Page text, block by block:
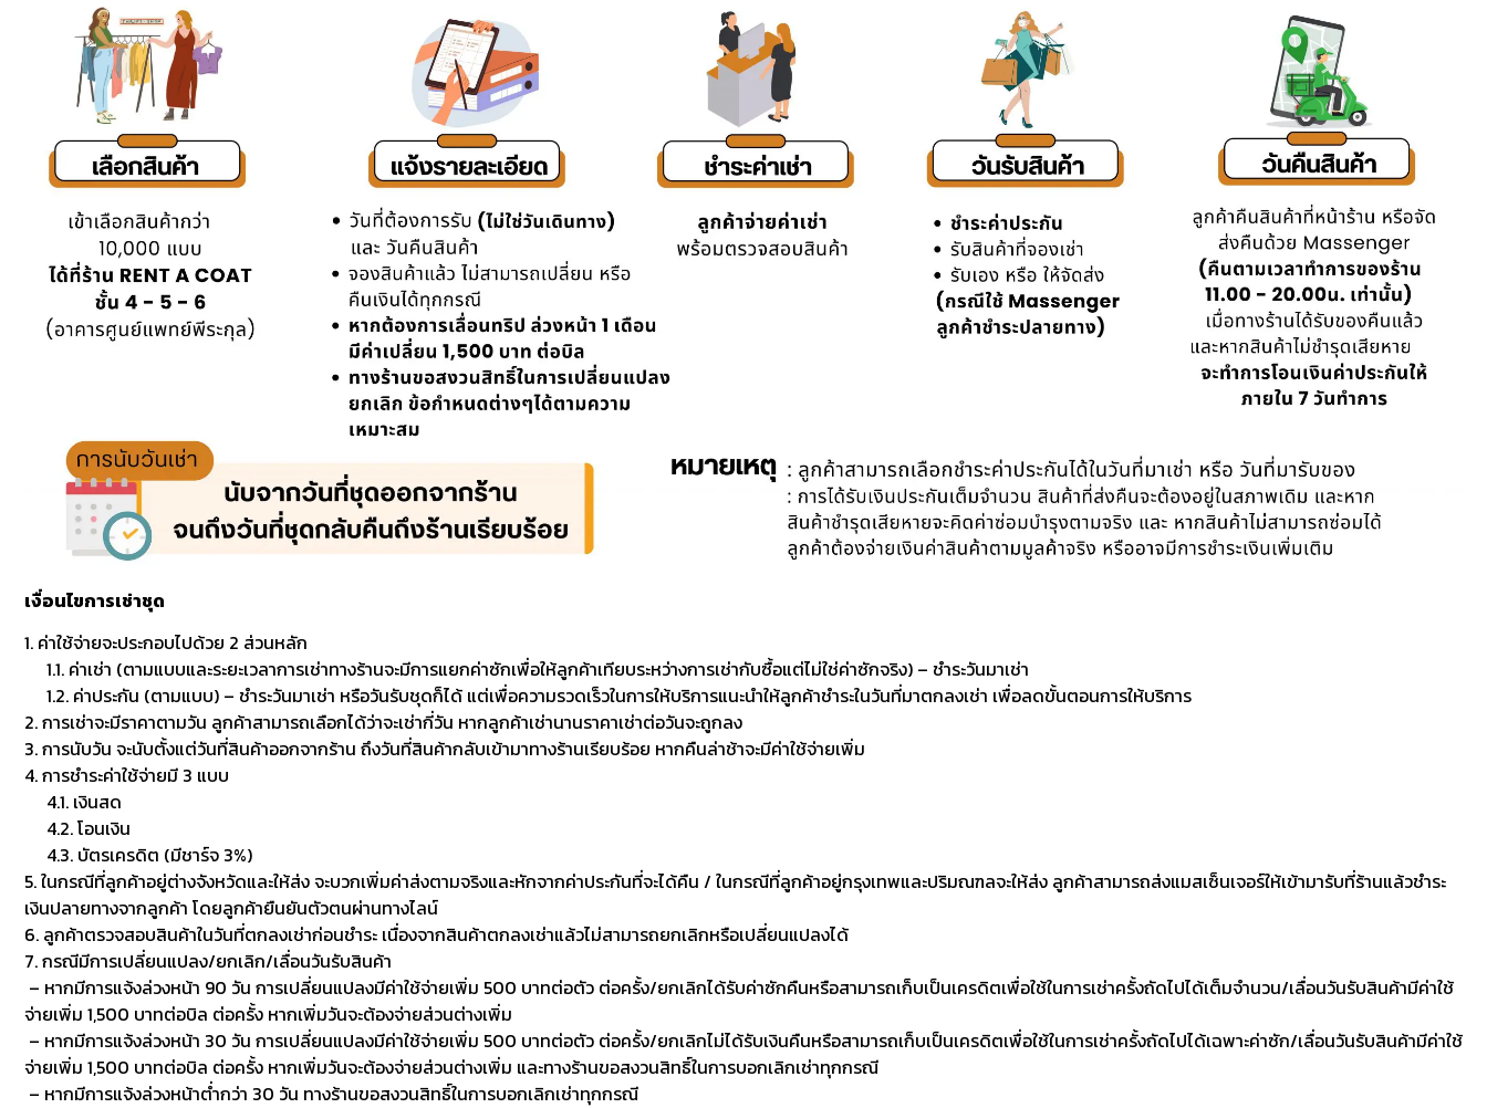
เงื่อนไขการเช่าชุด
1. ค่าใช้จ่ายจะประกอบไปด้วย 2 ส่วนหลัก
1.1. ค่าเช่า (ตามแบบและระยะเวลาการเช่าทางร้านจะมีการแยกค่าซักเพื่อให้ลูกค้าเทียบระหว่างการเช่ากับซื้อแต่ไม่ใช่ค่าซักจริง) – ชำระวันมาเช่า
1.2. ค่าประกัน (ตามแบบ) – ชำระวันมาเช่า หรือวันรับชุดก็ได้ แต่เพื่อความรวดเร็วในการให้บริการแนะนำให้ลูกค้าชำระในวันที่มาตกลงเช่า เพื่อลดขั้นตอนการให้บริการ
2. การเช่าจะมีราคาตามวัน ลูกค้าสามารถเลือกได้ว่าจะเช่ากี่วัน หากลูกค้าเช่านานราคาเช่าต่อวันจะถูกลง
3. การนับวัน จะนับตั้งแต่วันที่สินค้าออกจากร้าน ถึงวันที่สินค้ากลับเข้ามาทางร้านเรียบร้อย หากคืนล่าช้าจะมีค่าใช้จ่ายเพิ่ม
4. การชำระค่าใช้จ่ายมี 3 แบบ
4.1. เงินสด
4.2. โอนเงิน
4.3. บัตรเครดิต (มีชาร์จ 3%)
5. ในกรณีที่ลูกค้าอยู่ต่างจังหวัดและให้ส่ง จะบวกเพิ่มค่าส่งตามจริงและหักจากค่าประกันที่จะได้คืน / ในกรณีที่ลูกค้าอยู่กรุงเทพและปริมณฑลจะให้ส่ง ลูกค้าสามารถส่งแมสเซ็นเจอร์ให้เข้ามารับที่ร้านแล้วชำระ
เงินปลายทางจากลูกค้า โดยลูกค้ายืนยันตัวตนผ่านทางไลน์
6. ลูกค้าตรวจสอบสินค้าในวันที่ตกลงเช่าก่อนชำระ เนื่องจากสินค้าตกลงเช่าแล้วไม่สามารถยกเลิกหรือเปลี่ยนแปลงได้
7. กรณีมีการเปลี่ยนแปลง/ยกเลิก/เลื่อนวันรับสินค้า
– หากมีการแจ้งล่วงหน้า 90 วัน การเปลี่ยนแปลงมีค่าใช้จ่ายเพิ่ม 500 บาทต่อตัว ต่อครั้ง/ยกเลิกได้รับค่าซักคืนหรือสามารถเก็บเป็นเครดิตเพื่อใช้ในการเช่าครั้งถัดไปได้เต็มจำนวน/เลื่อนวันรับสินค้ามีค่าใช้
จ่ายเพิ่ม 1,500 บาทต่อบิล ต่อครั้ง หากเพิ่มวันจะต้องจ่ายส่วนต่างเพิ่ม
– หากมีการแจ้งล่วงหน้า 30 วัน การเปลี่ยนแปลงมีค่าใช้จ่ายเพิ่ม 500 บาทต่อตัว ต่อครั้ง/ยกเลิกไม่ได้รับเงินคืนหรือสามารถเก็บเป็นเครดิตเพื่อใช้ในการเช่าครั้งถัดไปได้เฉพาะค่าซัก/เลื่อนวันรับสินค้ามีค่าใช้
จ่ายเพิ่ม 1,500 บาทต่อบิล ต่อครั้ง หากเพิ่มวันจะต้องจ่ายส่วนต่างเพิ่ม และทางร้านขอสงวนสิทธิ์ในการบอกเลิกเช่าทุกกรณี
– หากมีการแจ้งล่วงหน้าต่ำกว่า 30 วัน ทางร้านขอสงวนสิทธิ์ในการบอกเลิกเช่าทุกกรณี